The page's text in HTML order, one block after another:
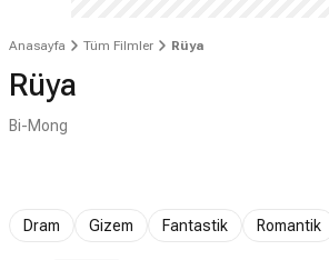
Anasayfa Tüm Filmler Rüya
Rüya
Bi-Mong
Dram Gizem Fantastik Romantik